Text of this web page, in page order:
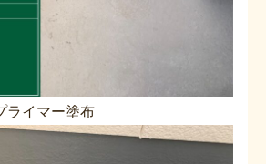
ライマー塗布